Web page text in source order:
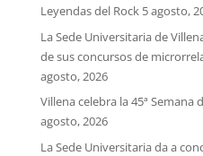
Leyendas del Rock 5 agosto,
La Sede Universitaria de
de sus concursos de
agosto, 2026
Villena celebra la 45ª Semana
agosto, 2026
La Sede Universitaria da a